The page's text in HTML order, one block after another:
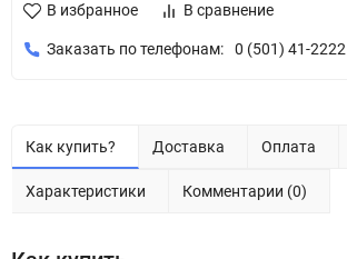
В избранное В сравнение
Заказать по телефонам: 0 (501) 41-2222
Как купить? Доставка Оплата
Характеристики Комментарии (0)